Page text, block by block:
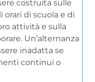
costruita sulle
orari di scuola e di
attività e sulla
Un’alternanza
inadatta se
continui o